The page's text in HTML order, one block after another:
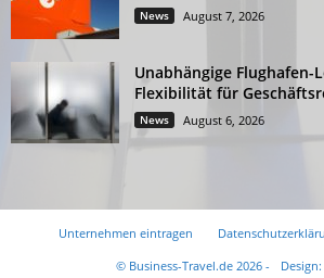
News August 7, 2026
Unabhängige Flughafen-
Flexibilität für
News August 6, 2026
Unternehmen eintragen
© Business-Travel.de 2026 -
Design: